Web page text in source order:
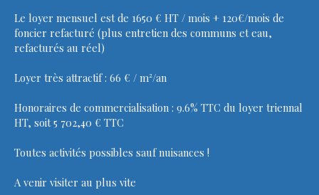
Le loyer mensuel est de 1650 € HT / mois + 120€/mois de
foncier refacturé (plus entretien des communs et eau,
refacturés au réel)
Loyer très attractif : 66 € / m²/an
Honoraires de commercialisation : 9.6% TTC du loyer triennal
HT, soit 5 702,40 € TTC
Toutes activités possibles sauf nuisances !
A venir visiter au plus vite